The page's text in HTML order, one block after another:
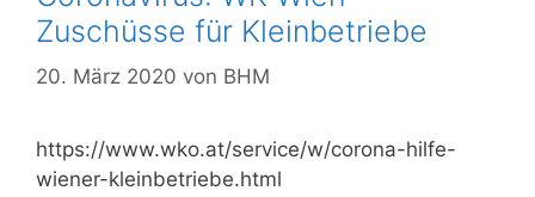
Zuschüsse für Kleinbetriebe
20. März 2020 von BHM
https://www.wko.at/service/w/corona-hilfe-
wiener-kleinbetriebe.html